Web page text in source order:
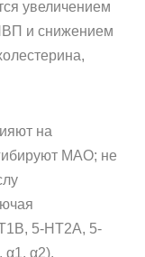
увеличением
и снижением
на
МАО; не
5-HT2A, 5-
α1, α2),